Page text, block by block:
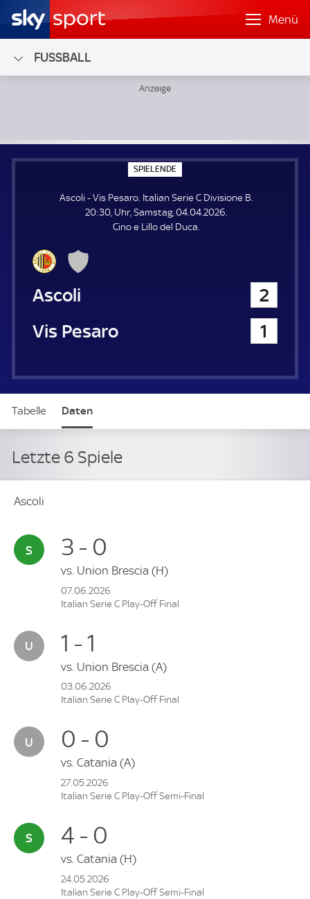
Menü
FUSSBALL
SPIELENDE
P
E
L
E
N
Ascoli - Vis Pesaro. Italian Serie C Divisione B.
20:30, Uhr, Samstag, 04.04.2026.
Cino e Lillo del Duca.
Ascoli
2
Vis Pesaro
1
Tabelle Daten
Letzte 6 Spiele
Ascoli
3 - 0
vs. Union Brescia (H)
07.06.2026
Italian Serie C Play-Off Final
1 - 1
vs. Union Brescia (A)
03.06.2026
Italian Serie C Play-Off Final
0 - 0
vs. Catania (A)
27.05.2026
Italian Serie C Play-Off Semi-Final
4 - 0
vs. Catania (H)
24.05.2026
Italian Serie C Play-Off Semi-Final